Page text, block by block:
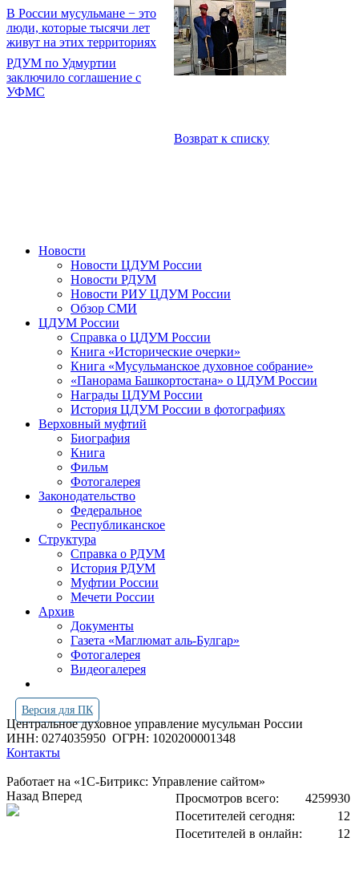
В России мусульмане − это
люди, которые тысячи лет
живут на этих территориях
РДУМ по Удмуртии
заключило соглашение с
УФМС
Возврат к списку
Новости
Новости ЦДУМ России
Новости РДУМ
Новости РИУ ЦДУМ России
Обзор СМИ
ЦДУМ России
Справка о ЦДУМ России
Книга «Исторические очерки»
Книга «Мусульманское духовное собрание»
«Панорама Башкортостана» о ЦДУМ России
Награды ЦДУМ России
История ЦДУМ России в фотографиях
Верховный муфтий
Биография
Книга
Фильм
Фотогалерея
Законодательство
Федеральное
Республиканское
Структура
Справка о РДУМ
История РДУМ
Муфтии России
Мечети России
Архив
Документы
Газета «Маглюмат аль-Булгар»
Фотогалерея
Видеогалерея
Версия для ПК
Центральное духовное управление мусульман России
ИНН: 0274035950 ОГРН: 1020200001348
Контакты
Работает на «1С-Битрикс: Управление сайтом»
Просмотров всего:
4259930
Посетителей сегодня:
12
Посетителей в онлайн:
12
Назад Вперед